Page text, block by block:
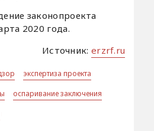
законопроекта
2020 года.
Источник: erzrf.ru
экспертиза проекта
оспаривание заключения